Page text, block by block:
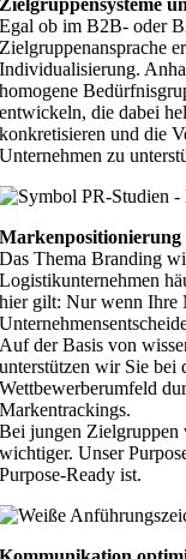
Zielgruppensysteme
Egal ob im B2B- oder
Zielgruppenansprache
Individualisierung.
homogene
entwickeln, die dabei
konkretisieren und die
Unternehmen zu
Markenpositionierung
Das Thema Branding
Logistikunternehmen
hier gilt: Nur wenn Ihre
Auf der Basis von
unterstützen wir Sie bei
Wettbewerberumfeld
Markentrackings.
Bei jungen
wichtiger. Unser
Purpose-Ready ist.